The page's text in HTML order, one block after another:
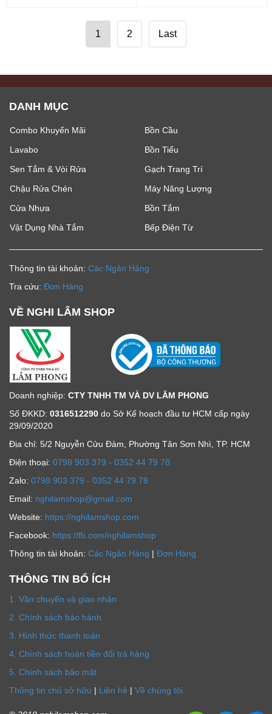
1 2 Last
DANH MỤC
Combo Khuyến Mãi
Bồn Cầu
Lavabo
Bồn Tiểu
Sen Tắm & Vòi Rửa
Gạch Trang Trí
Chậu Rửa Chén
Máy Năng Lượng
Cửa Nhựa
Bồn Tắm
Vật Dụng Nhà Tắm
Bếp Điện Từ
Thông tin tài khoản: Các Ngân Hàng
Tra cứu: Đơn Hàng
VỀ NGHI LÂM SHOP
Doanh nghiệp: CTY TNHH TM VÀ DV LÂM PHONG
Số ĐKKD: 0316512290 do Sở Kế hoạch đầu tư HCM cấp ngày
29/09/2020
Địa chỉ: 5/2 Nguyễn Cửu Đàm, Phường Tân Sơn Nhì, TP. HCM
Ðiện thoại: 0798 903 379 - 0352 44 79 78
Zalo: 0798 903 379 - 0352 44 79 78
Email: nghilamshop@gmail.com
Website: https://nghilamshop.com
Facebook: https://fb.com/nghilamshop
Thông tin tài khoản: Các Ngân Hàng | Đơn Hàng
THÔNG TIN BỔ ÍCH
1. Vận chuyển và giao nhận
2. Chính sách bảo hành
3. Hình thức thanh toán
4. Chính sách hoàn tiền đổi trả hàng
5. Chính sách bảo mật
Thông tin chủ sở hữu | Liên hệ | Về chúng tôi